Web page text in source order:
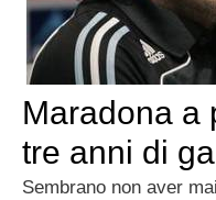
Maradona a
tre anni di
Sembrano non aver